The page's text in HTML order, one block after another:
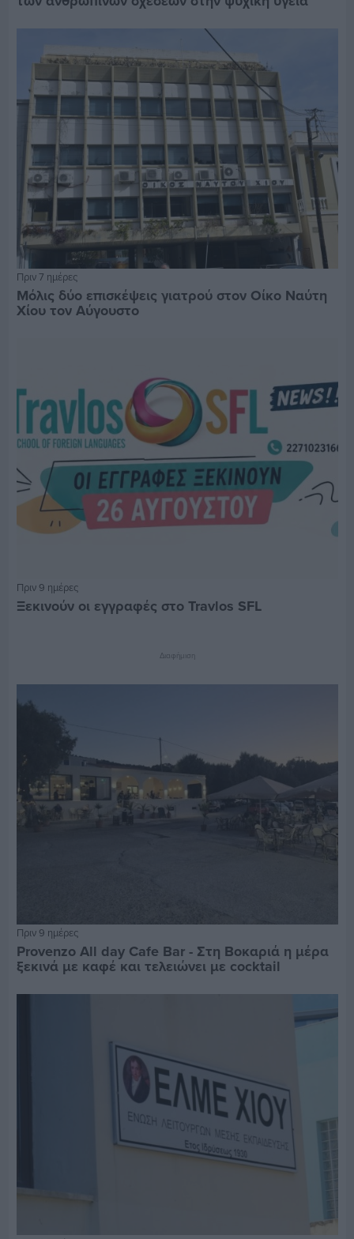
Πριν 7 ημέρες
Μόλις δύο επισκέψεις γιατρού στον Οίκο Ναύτη
Χίου τον Αύγουστο
Πριν 9 ημέρες
Ξεκινούν οι εγγραφές στο Travlos SFL
Διαφήμιση
Πριν 9 ημέρες
Provenzo All day Cafe Bar - Στη Βοκαριά η μέρα
ξεκινά με καφέ και τελειώνει με cocktail